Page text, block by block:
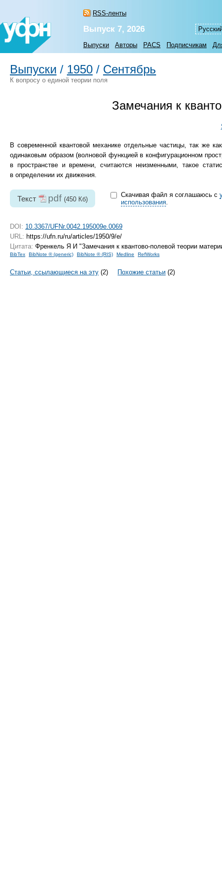
RSS-ленты
Выпуск 7, 2026
Выпуски Авторы PACS Подписчикам
Выпуски / 1950 / Сентябрь
К вопросу о единой теории поля
Замечания к
В современной квантовой механике отдельные частицы, так же
одинаковым образом (волновой функцией в конфигурационном
в пространстве и времени, считаются неизменными, такое
в определении их движения.
Текст pdf (450 Кб)
Скачивая файл я соглашаюсь с
использования.
DOI: 10.3367/UFNr.0042.195009e.0069
URL: https://ufn.ru/ru/articles/1950/9/e/
Цитата: Френкель Я И "Замечания к квантово-полевой теории
BibTex BibNote ® (generic) BibNote ® (RIS) Medline RefWorks
Статьи, ссылающиеся на эту (2) Похожие статьи (2)